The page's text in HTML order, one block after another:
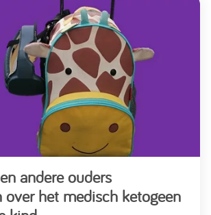
andere ouders
over het medisch ketogeen